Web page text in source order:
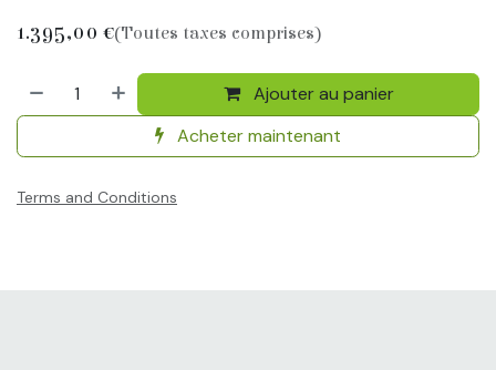
1.395,00 €(Toutes taxes comprises)
Ajouter au panier
Acheter maintenant
Terms and Conditions